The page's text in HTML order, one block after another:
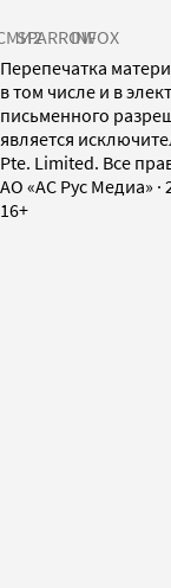
SPARROWINFOX
Перепечатка
в том числе и в
письменного
является
Pte. Limited. Все
AO «АС Рус Медиа» ·
16+